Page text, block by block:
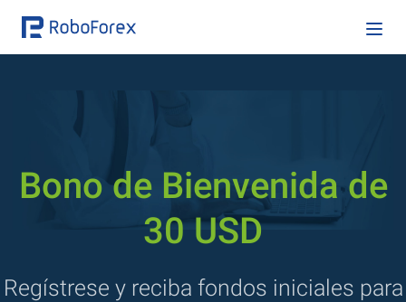
Bono de Bienvenida de
30 USD
Regístrese y reciba fondos iniciales para